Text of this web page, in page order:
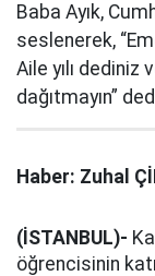
Baba Ayık,
seslenerek,
Aile yılı dediniz
dağıtmayın”
Haber: Zuhal
(İSTANBUL)-
öğrencisinin